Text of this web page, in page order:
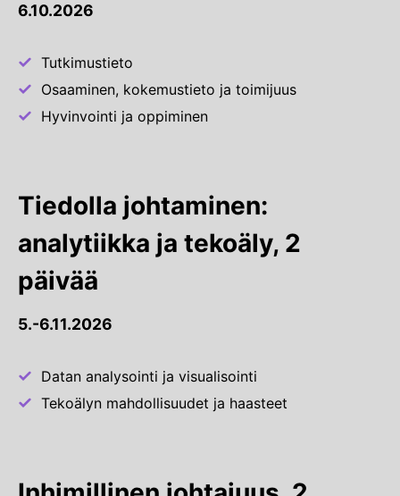
6.10.2026
Tutkimustieto
Osaaminen, kokemustieto ja toimijuus
Hyvinvointi ja oppiminen
Tiedolla johtaminen:
analytiikka ja tekoäly, 2
päivää
5.-6.11.2026
Datan analysointi ja visualisointi
Tekoälyn mahdollisuudet ja haasteet